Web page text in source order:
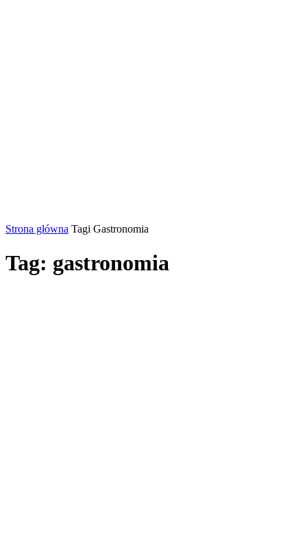
Strona główna Tagi Gastronomia
Tag: gastronomia